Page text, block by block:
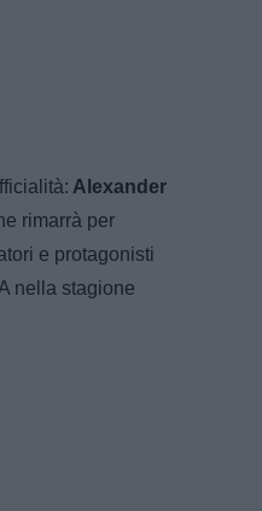
Alexander
rimarrà per
e protagonisti
nella stagione